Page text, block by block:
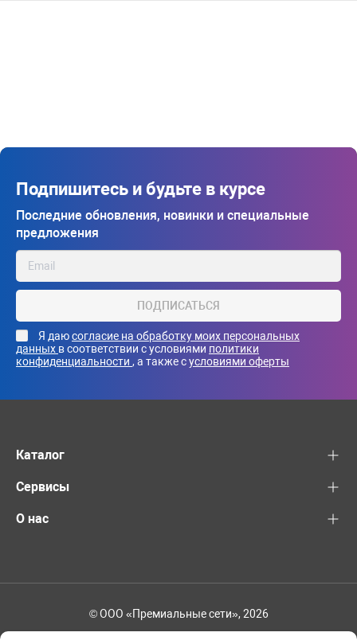
Подпишитесь и будьте в курсе
Последние обновления, новинки и специальные
предложения
ПОДПИСАТЬСЯ
Я даюсогласие на обработку моих персональных
данных в соответствии с условиями политики
конфиденциальности , а также сусловиями оферты
Каталог
Сервисы
О нас
© ООО «Премиальные сети», 2026